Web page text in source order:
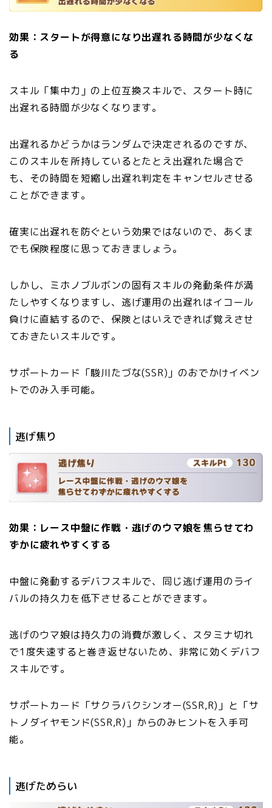
効果：スタートが得意になり出遅れる時間が少なくな
る
スキル「集中力」の上位互換スキルで、スタート時に
出遅れる時間が少なくなります。
出遅れるかどうかはランダムで決定されるのですが、
このスキルを所持しているとたとえ出遅れた場合で
も、その時間を短縮し出遅れ判定をキャンセルさせる
ことができます。
確実に出遅れを防ぐという効果ではないので、あくま
でも保険程度に思っておきましょう。
しかし、ミホノブルボンの固有スキルの発動条件が満
たしやすくなりますし、逃げ運用の出遅れはイコール
負けに直結するので、保険とはいえできれば覚えさせ
ておきたいスキルです。
サポートカード「駿川たづな(SSR)」のおでかけイベン
トでのみ入手可能。
逃げ焦り
効果：レース中盤に作戦・逃げのウマ娘を焦らせてわ
ずかに疲れやすくする
中盤に発動するデバフスキルで、同じ逃げ運用のライ
バルの持久力を低下させることができます。
逃げのウマ娘は持久力の消費が激しく、スタミナ切れ
で1度失速すると巻き返せないため、非常に効くデバフ
スキルです。
サポートカード「サクラバクシンオー(SSR,R)」と「サ
トノダイヤモンド(SSR,R)」からのみヒントを入手可
能。
逃げためらい